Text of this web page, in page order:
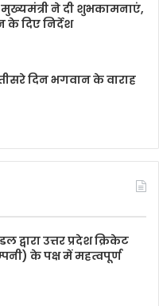
मुख्यमंत्री ने दी शुभकामनाएं,
के दिए निर्देश
दिन भगवान के वाराह
उत्तर प्रदेश क्रिकेट
के पक्ष में महत्वपूर्ण